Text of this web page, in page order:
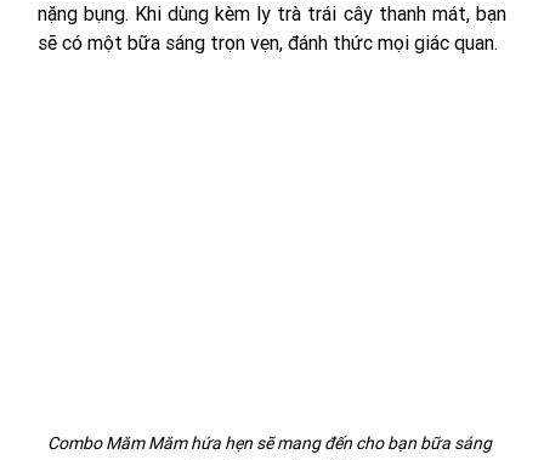
nặng bụng. Khi dùng kèm ly trà trái cây thanh mát, bạn
sẽ có một bữa sáng trọn vẹn, đánh thức mọi giác quan.
Combo Măm Măm hứa hẹn sẽ mang đến cho bạn bữa sáng